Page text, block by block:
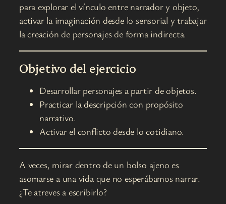
para explorar el vínculo entre narrador y objeto,
activar la imaginación desde lo sensorial y trabajar
la creación de personajes de forma indirecta.
Objetivo del ejercicio
Desarrollar personajes a partir de objetos.
Practicar la descripción con propósito
narrativo.
Activar el conflicto desde lo cotidiano.
A veces, mirar dentro de un bolso ajeno es
asomarse a una vida que no esperábamos narrar.
¿Te atreves a escribirlo?